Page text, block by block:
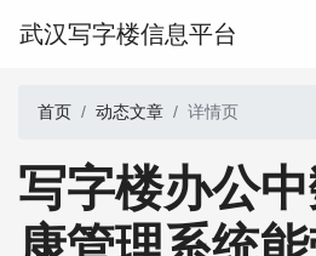
武汉写字楼信息平台
首页 动态文章 详情页
写字楼办公